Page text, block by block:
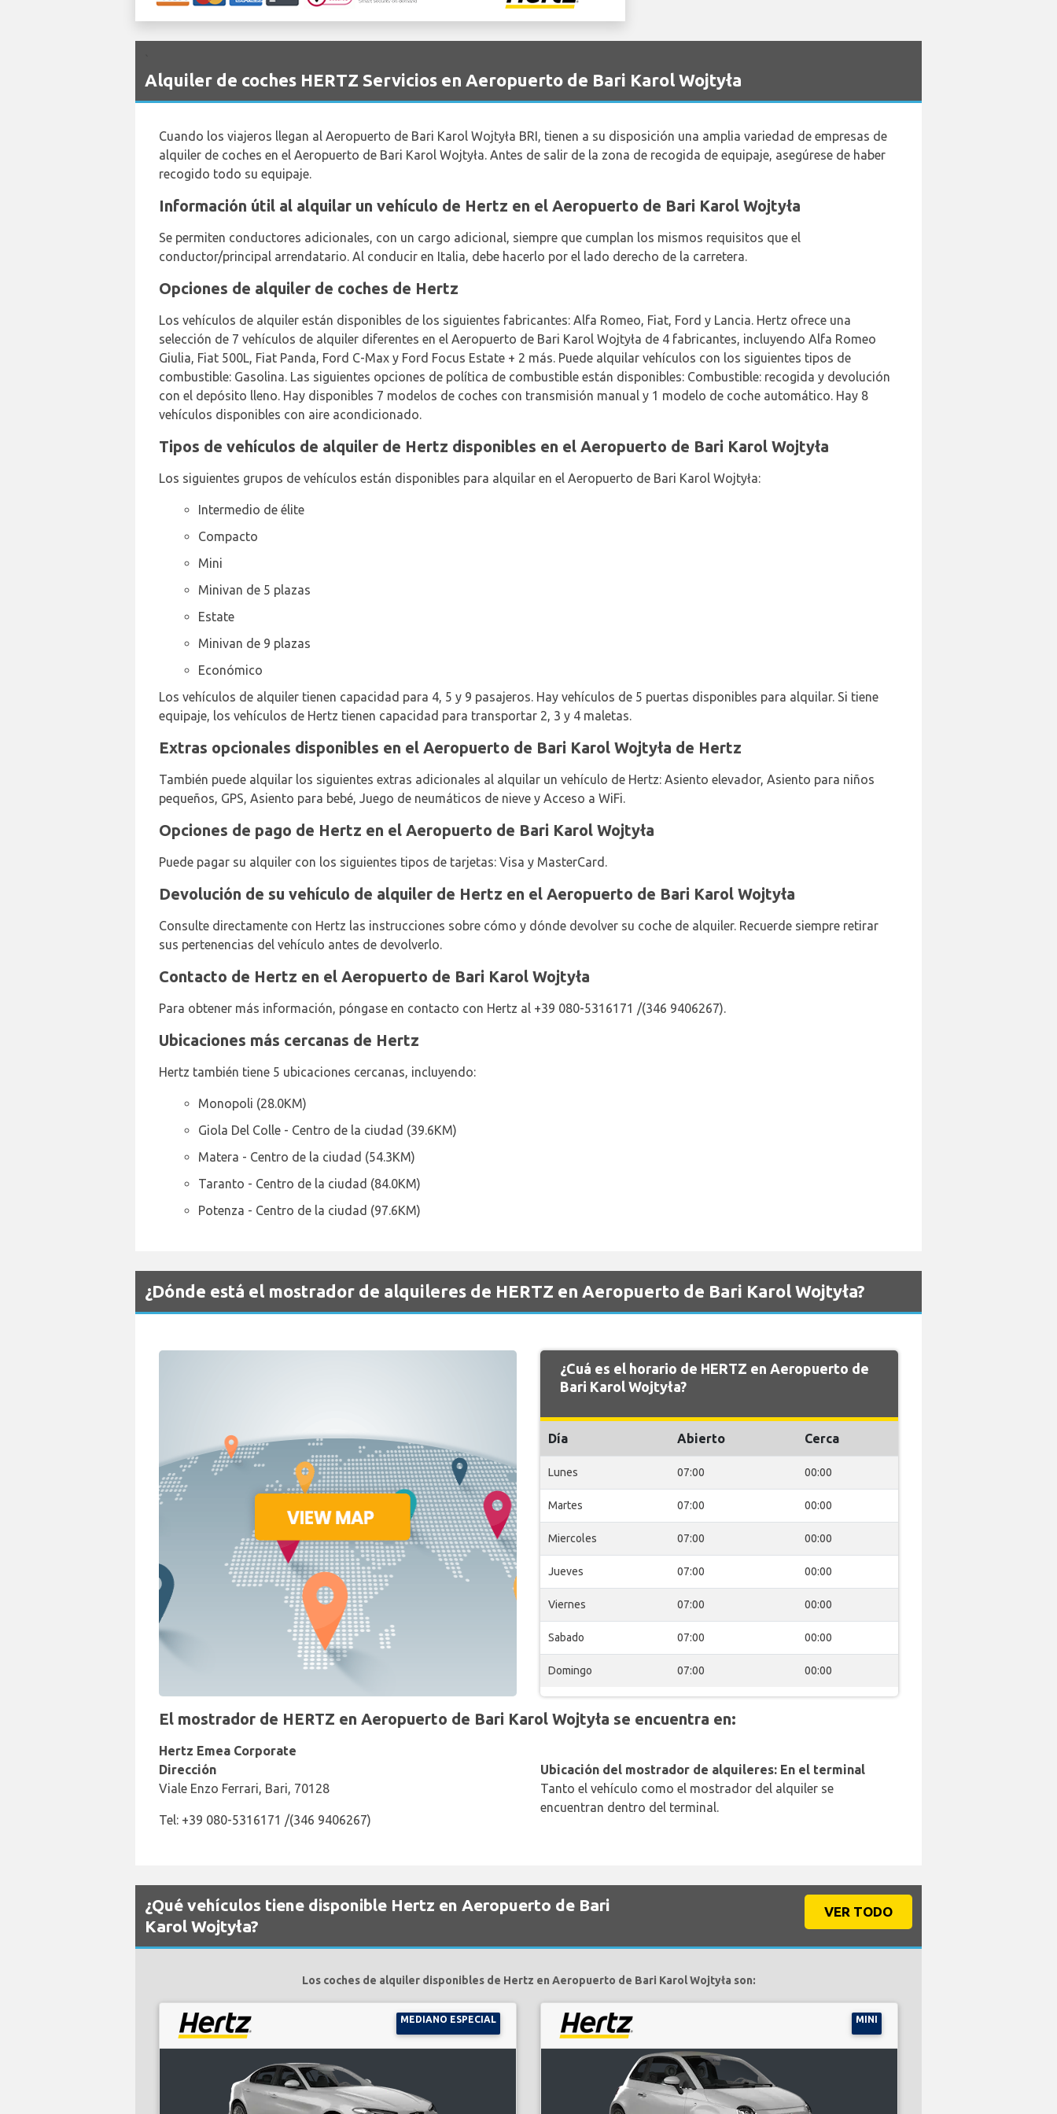
Alquiler de coches HERTZ Servicios en Aeropuerto de Bari Karol Wojtyła
Cuando los viajeros llegan al Aeropuerto de Bari Karol Wojtyła BRI, tienen a su disposición una amplia variedad de empresas de
alquiler de coches en el Aeropuerto de Bari Karol Wojtyła. Antes de salir de la zona de recogida de equipaje, asegúrese de haber
recogido todo su equipaje.
Información útil al alquilar un vehículo de Hertz en el Aeropuerto de Bari Karol Wojtyła
Se permiten conductores adicionales, con un cargo adicional, siempre que cumplan los mismos requisitos que el
conductor/principal arrendatario. Al conducir en Italia, debe hacerlo por el lado derecho de la carretera.
Opciones de alquiler de coches de Hertz
Los vehículos de alquiler están disponibles de los siguientes fabricantes: Alfa Romeo, Fiat, Ford y Lancia. Hertz ofrece una
selección de 7 vehículos de alquiler diferentes en el Aeropuerto de Bari Karol Wojtyła de 4 fabricantes, incluyendo Alfa Romeo
Giulia, Fiat 500L, Fiat Panda, Ford C-Max y Ford Focus Estate + 2 más. Puede alquilar vehículos con los siguientes tipos de
combustible: Gasolina. Las siguientes opciones de política de combustible están disponibles: Combustible: recogida y devolución
con el depósito lleno. Hay disponibles 7 modelos de coches con transmisión manual y 1 modelo de coche automático. Hay 8
vehículos disponibles con aire acondicionado.
Tipos de vehículos de alquiler de Hertz disponibles en el Aeropuerto de Bari Karol Wojtyła
Los siguientes grupos de vehículos están disponibles para alquilar en el Aeropuerto de Bari Karol Wojtyła:
Intermedio de élite
Compacto
Mini
Minivan de 5 plazas
Estate
Minivan de 9 plazas
Económico
Los vehículos de alquiler tienen capacidad para 4, 5 y 9 pasajeros. Hay vehículos de 5 puertas disponibles para alquilar. Si tiene
equipaje, los vehículos de Hertz tienen capacidad para transportar 2, 3 y 4 maletas.
Extras opcionales disponibles en el Aeropuerto de Bari Karol Wojtyła de Hertz
También puede alquilar los siguientes extras adicionales al alquilar un vehículo de Hertz: Asiento elevador, Asiento para niños
pequeños, GPS, Asiento para bebé, Juego de neumáticos de nieve y Acceso a WiFi.
Opciones de pago de Hertz en el Aeropuerto de Bari Karol Wojtyła
Puede pagar su alquiler con los siguientes tipos de tarjetas: Visa y MasterCard.
Devolución de su vehículo de alquiler de Hertz en el Aeropuerto de Bari Karol Wojtyła
Consulte directamente con Hertz las instrucciones sobre cómo y dónde devolver su coche de alquiler. Recuerde siempre retirar
sus pertenencias del vehículo antes de devolverlo.
Contacto de Hertz en el Aeropuerto de Bari Karol Wojtyła
Para obtener más información, póngase en contacto con Hertz al +39 080-5316171 /(346 9406267).
Ubicaciones más cercanas de Hertz
Hertz también tiene 5 ubicaciones cercanas, incluyendo:
Monopoli (28.0KM)
Giola Del Colle - Centro de la ciudad (39.6KM)
Matera - Centro de la ciudad (54.3KM)
Taranto - Centro de la ciudad (84.0KM)
Potenza - Centro de la ciudad (97.6KM)
¿Dónde está el mostrador de alquileres de HERTZ en Aeropuerto de Bari Karol Wojtyła?
¿Cuá es el horario de HERTZ en Aeropuerto de
Bari Karol Wojtyła?
Día Abierto Cerca
Lunes 07:00 00:00
Martes 07:00 00:00
Miercoles 07:00 00:00
Jueves 07:00 00:00
Viernes 07:00 00:00
Sabado 07:00 00:00
Domingo 07:00 00:00
El mostrador de HERTZ en Aeropuerto de Bari Karol Wojtyła se encuentra en:
Hertz Emea Corporate
Dirección
Viale Enzo Ferrari, Bari, 70128
Tel: +39 080-5316171 /(346 9406267)
Ubicación del mostrador de alquileres: En el terminal
Tanto el vehículo como el mostrador del alquiler se
encuentran dentro del terminal.
¿Qué vehículos tiene disponible Hertz en Aeropuerto de Bari
Karol Wojtyła?
VER TODO
Los coches de alquiler disponibles de Hertz en Aeropuerto de Bari Karol Wojtyła son:
MEDIANO ESPECIAL MINI